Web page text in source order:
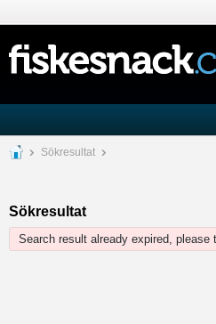
Sökresultat
Sökresultat
Search result already expired, please